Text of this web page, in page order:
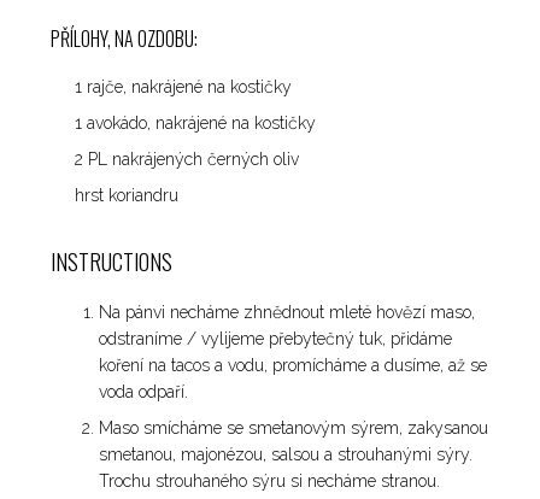
PŘÍLOHY, NA OZDOBU:
1 rajče, nakrájené na kostičky
1 avokádo, nakrájené na kostičky
2 PL nakrájených černých oliv
hrst koriandru
INSTRUCTIONS
Na pánvi necháme zhnědnout mleté ​​hovězí maso,
odstraníme / vylijeme přebytečný tuk, přidáme
koření na tacos a vodu, promícháme a dusíme, až se
voda odpaří.
Maso smícháme se smetanovým sýrem, zakysanou
smetanou, majonézou, salsou a strouhanými sýry.
Trochu strouhaného sýru si necháme stranou.